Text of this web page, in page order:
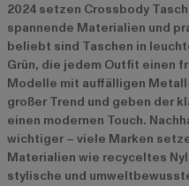
2024 setzen Crossbody
spannende Materialien und
beliebt sind Taschen in
Grün, die jedem Outfit einen
Modelle mit auffälligen
großer Trend und geben der
einen modernen Touch.
wichtiger – viele Marken
Materialien wie recyceltes
stylische und